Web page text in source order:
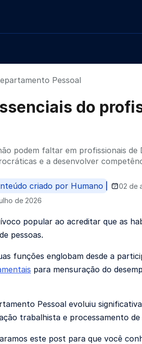
Pessoal
do
podem faltar em profissionais
e a desenvolver
criado por Humano
02 de
de 2026
popular ao acreditar que as
pessoas.
funções englobam desde a
para mensuração do
Pessoal evoluiu
trabalhista e processamento
este post para que você